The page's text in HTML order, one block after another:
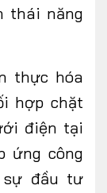
thái năng
thực hóa
hợp chặt
điện tại
ứng công
sự đầu tư